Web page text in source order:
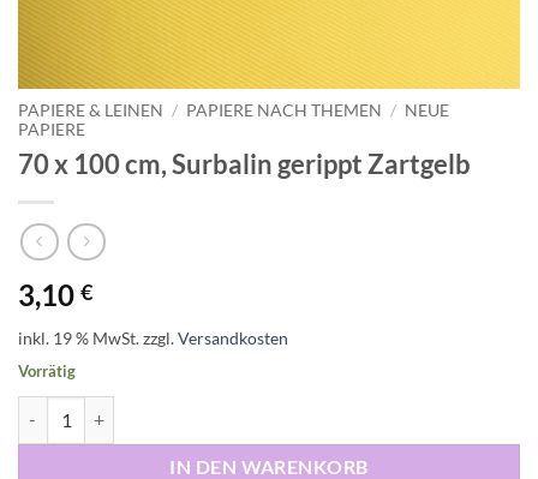
PAPIERE & LEINEN / PAPIERE NACH THEMEN / NEUE
PAPIERE
70 x 100 cm, Surbalin gerippt Zartgelb
3,10 €
inkl. 19 % MwSt.zzgl.Versandkosten
Vorrätig
IN DEN WARENKORB